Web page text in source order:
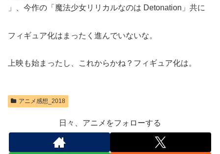
」、今作の「魔法少女リリカルなのは Detonation」共に
フィギュア化はまったく進んでいないな。
上映も始まったし、これからかね？フィギュア化は。
アニメ感想_2018
日々、アニメをフォローする